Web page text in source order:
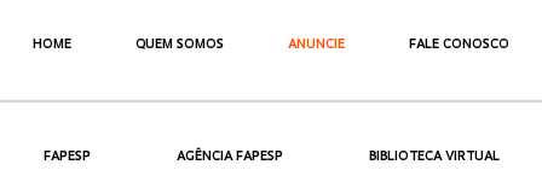
HOME QUEM SOMOS ANUNCIE FALE CONOSCO
FAPESP AGÊNCIA FAPESP BIBLIOTECA VIRTUAL